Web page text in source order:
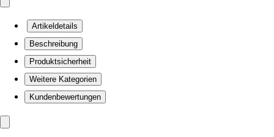
Artikeldetails
Beschreibung
Produktsicherheit
Weitere Kategorien
Kundenbewertungen